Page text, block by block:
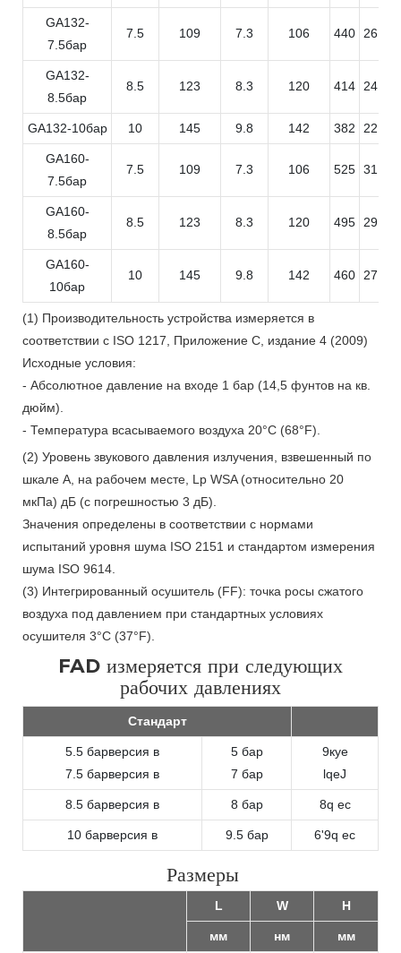
GA132-
7.5бар
7.5 109 7.3 106 440 26.4
GA132-
8.5бар
8.5 123 8.3 120 414 24.8
GA132-10бар 10 145 9.8 142 382 22.9
GA160-
7.5бар
7.5 109 7.3 106 525 31.5
GA160-
8.5бар
8.5 123 8.3 120 495 29.7
GA160-
10бар
10 145 9.8 142 460 27.6
(1) Производительность устройства измеряется в
соответствии с ISO 1217, Приложение C, издание 4 (2009)
Исходные условия:
- Абсолютное давление на входе 1 бар (14,5 фунтов на кв.
дюйм).
- Температура всасываемого воздуха 20°C (68°F).
(2) Уровень звукового давления излучения, взвешенный по
шкале А, на рабочем месте, Lp WSA (относительно 20
мкПа) дБ (с погрешностью 3 дБ).
Значения определены в соответствии с нормами
испытаний уровня шума ISO 2151 и стандартом измерения
шума ISO 9614.
(3) Интегрированный осушитель (FF): точка росы сжатого
воздуха под давлением при стандартных условиях
осушителя 3°C (37°F).
FAD измеряется при следующих
рабочих давлениях
Стандарт
5.5 барверсия в
7.5 барверсия в
5 бар
7 бар
9куе
lqeJ
8.5 барверсия в 8 бар 8q ес
10 барверсия в 9.5 бар 6'9q ес
Размеры
L W H
мм нм мм